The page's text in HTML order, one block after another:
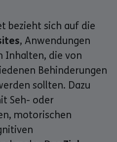
bezieht sich auf die
, Anwendungen
Inhalten, die von
Behinderungen
sollten. Dazu
Seh- oder
motorischen